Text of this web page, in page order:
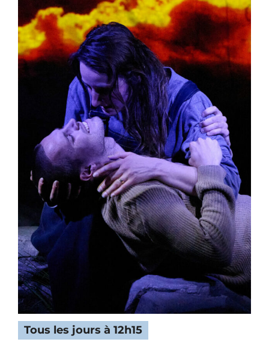
Tous les jours à 12h15